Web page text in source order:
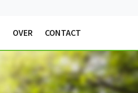
OVER CONTACT